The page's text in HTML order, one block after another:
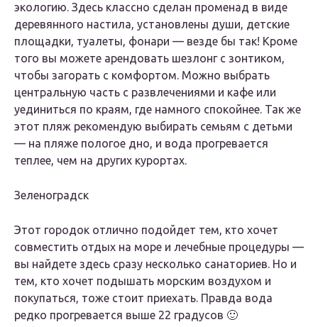
экологию. Здесь классно сделан променад в виде
деревянного настила, установлены души, детские
площадки, туалеты, фонари — везде бы так! Кроме
того вы можете арендовать шезлонг с зонтиком,
чтобы загорать с комфортом. Можно выбрать
центральную часть с развлечениями и кафе или
уединиться по краям, где намного спокойнее. Так же
этот пляж рекомендую выбирать семьям с детьми
— на пляже пологое дно, и вода прогревается
теплее, чем на других курортах.
Зеленоградск
Этот городок отлично подойдет тем, кто хочет
совместить отдых на море и лечебные процедуры —
вы найдете здесь сразу несколько санаториев. Но и
тем, кто хочет подышать морским воздухом и
покупаться, тоже стоит приехать. Правда вода
редко прогревается выше 22 градусов 🙂